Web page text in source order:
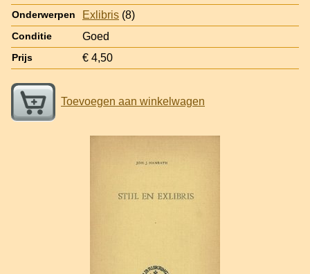
Onderwerpen Exlibris (8)
Conditie Goed
Prijs € 4,50
Toevoegen aan winkelwagen